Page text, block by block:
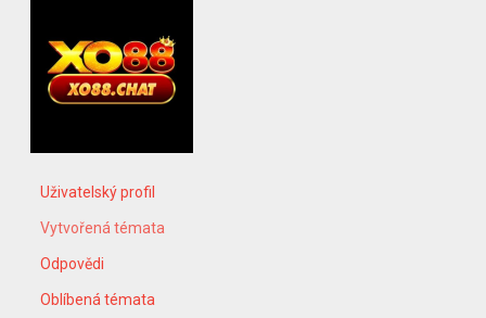
Uživatelský profil
Vytvořená témata
Odpovědi
Oblíbená témata